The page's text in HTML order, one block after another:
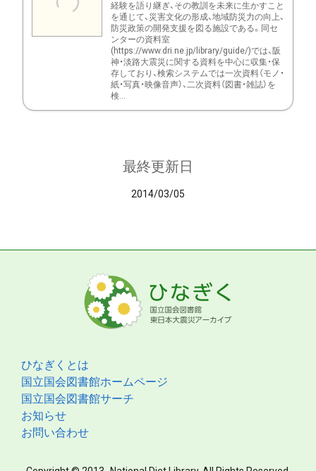
経験を語り継ぎ、その教訓を未来に生かすこと
を通じて、災害文化の形成、地域防災力の向上、
防災政策の開発支援を図る施設である。同セ
ンターの資料室
(https://www.dri.ne.jp/library/guide/)では、阪
神・淡路大震災に関する資料を中心に収集・保
存しており、検索システムでは一次資料（モノ・
紙・写真・映像音声）、二次資料（図書・雑誌）を
検...
最終更新日
2014/03/05
ひなぎくとは
国立国会図書館ホームページ
国立国会図書館サーチ
お知らせ
お問い合わせ